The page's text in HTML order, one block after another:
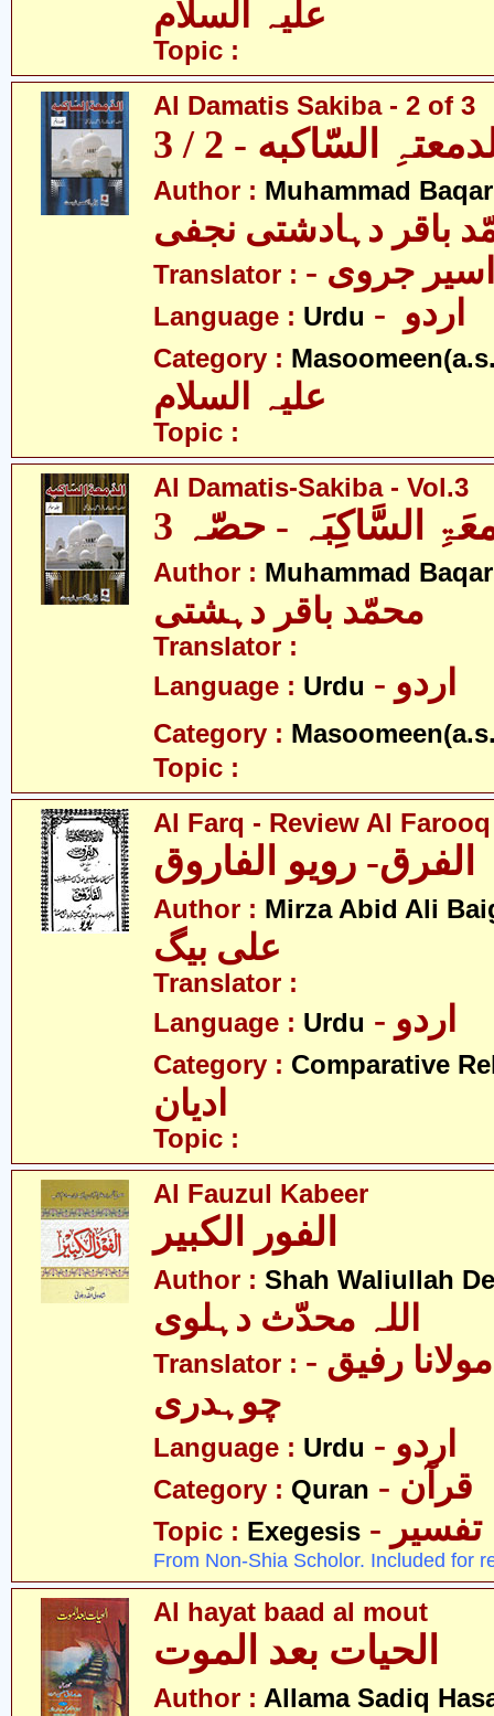
Topic :
Al Damatis Sakiba - 2 of 3
السّاکبه - 2 / 3
Author : Muhammad
باقر دہادشتی نجفی
Translator : اسیر جروی
Language : Urdu
Category :
Topic :
Al Damatis-Sakiba - Vol.3
السَّاکِبَہ - حصّہ 3
Author : Muhammad
محمّد باقر دہشتی
Translator :
Language : Urdu - اردو
Category :
Topic :
Al Farq - Review Al Farooq
الفرق- رویو الفاروق
Author : Mirza Abid Ali
علی بیگ
Translator :
Language : Urdu - اردو
Category : Comparative
ادیان
Topic :
Al Fauzul Kabeer
الفور الکبیر
Author : Shah Waliullah
اللہ محدّث دہلوی
Translator : - پرفیسر مولانا رفیق
چوہدری
Language : Urdu - اردو
Category : Quran - قرآن
Topic : Exegesis - تفسیر
From Non-Shia Scholor. Included for
Al hayat baad al mout
الحیات بعد الموت
Author : Allama Sadiq